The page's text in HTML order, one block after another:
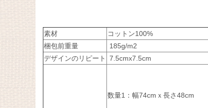
素材
コットン100%
梱包前重量
185g/m2
デザインのリピート
7.5cmx7.5cm
数量1：幅74cmｘ長さ48cm